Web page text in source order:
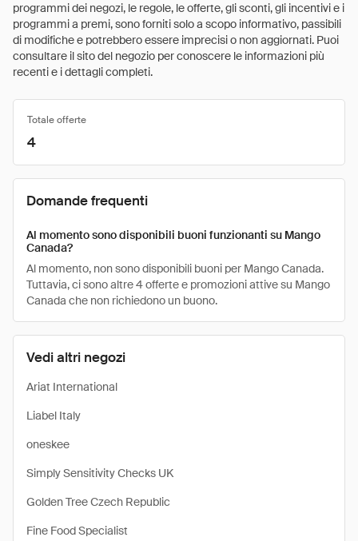
programmi dei negozi, le regole, le offerte, gli sconti, gli incentivi e i
programmi a premi, sono forniti solo a scopo informativo, passibili
di modifiche e potrebbero essere imprecisi o non aggiornati. Puoi
consultare il sito del negozio per conoscere le informazioni più
recenti e i dettagli completi.
Vedi altri negozi
Ariat International
Liabel Italy
oneskee
Simply Sensitivity Checks UK
Golden Tree Czech Republic
Fine Food Specialist
Totale offerte
4
Domande frequenti
Al momento sono disponibili buoni funzionanti su Mango
Canada?
Al momento, non sono disponibili buoni per Mango Canada.
Tuttavia, ci sono altre 4 offerte e promozioni attive su Mango
Canada che non richiedono un buono.